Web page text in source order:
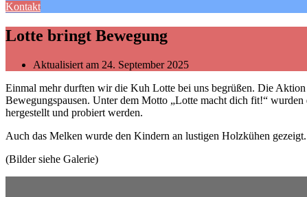
Kontakt
Lotte bringt Bewegung
Aktualisiert am 24. September 2025
Einmal mehr durften wir die Kuh Lotte bei uns begrüßen. Die
Bewegungspausen. Unter dem Motto „Lotte macht dich fit!“
hergestellt und probiert werden.
Auch das Melken wurde den Kindern an lustigen Holzkühen gezeigt.
(Bilder siehe Galerie)